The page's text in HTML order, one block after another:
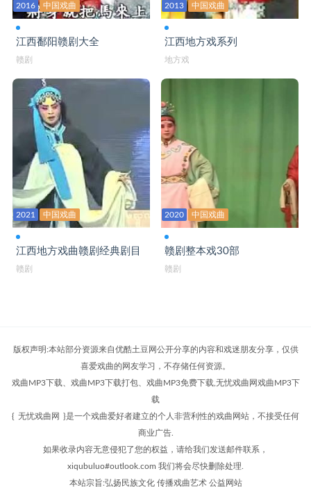
赣剧大全 九件衣
赣剧大全 九锡宫
赣剧大全 狸猫换太子
赣剧大全 龙凤呈祥
赣剧大全 龙凤阁
赣剧大全 鸾腰带
赣剧大全 罗帕记
赣剧大全 马前泼水
赣剧大全 马义救主
赣剧大全 哪吒闹海
赣剧大全 尼姑思凡
赣剧大全 秦雪梅吊孝
2016 中国戏曲
江西鄱阳赣剧大全
赣剧
2013 中国戏曲
江西地方戏系列
地方戏
2021 中国戏曲
江西地方戏曲赣剧经典剧目
赣剧
2020 中国戏曲
赣剧整本戏30部
赣剧
版权声明:本站部分资源来自优酷土豆网公开分享的内容和戏迷朋友分享，仅供
喜爱戏曲的网友学习，不存储任何资源。
戏曲MP3下载、戏曲MP3下载打包、戏曲MP3免费下载,无忧戏曲网戏曲MP3下
载
{ 无忧戏曲网 }是一个戏曲爱好者建立的个人非营利性的戏曲网站，不接受任何
商业广告.
如果收录内容无意侵犯了您的权益，请给我们发送邮件联系，
xiqubuluo#outlook.com 我们将会尽快删除处理.
本站宗旨:弘扬民族文化 传播戏曲艺术 公益网站